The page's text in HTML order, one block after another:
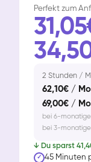
Perfekt zum
2 Stunden /
62,10€ /
69,00€ /
bei 6-
bei 3-
↓ Du sparst
✓ 45 Minuten